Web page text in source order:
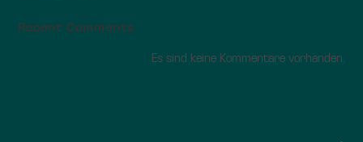
Recent Comments
Es sind keine Kommentare vorhanden.